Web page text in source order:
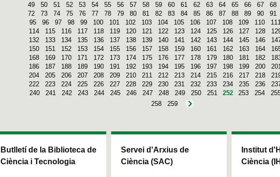
49
50 51 52 53 54 55 56 57 58 59 60 61 62 63 64 65 66 67 68
72
73 74 75 76 77 78 79 80 81 82 83 84 85 86 87 88 89 90 91
95
96 97 98 99 100 101 102 103 104 105 106 107 108 109 110 111
114
115 116 117 118 119 120 121 122 123 124 125 126 127 128
132
133 134 135 136 137 138 139 140 141 142 143 144 145 146
150
151 152 153 154 155 156 157 158 159 160 161 162 163 164
168
169 170 171 172 173 174 175 176 177 178 179 180 181 182
186
187 188 189 190 191 192 193 194 195 196 197 198 199 200 201
204
205 206 207 208 209 210 211 212 213 214 215 216 217 218
222
223 224 225 226 227 228 229 230 231 232 233 234 235 236
240
241 242 243 244 245 246 247 248 249 250 251 252 253 254
258
259
Butlletí de la Biblioteca de
Ciència i Tecnologia
Servei d'Arxius de
Ciència (SAC)
Institut
Ciència